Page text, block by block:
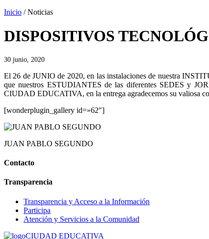
Inicio / Noticias
DISPOSITIVOS
30 junio, 2020
El 26 de JUNIO de 2020, en las instalaciones de nuestra
que nuestros ESTUDIANTES de las diferentes SEDES y
CIUDAD EDUCATIVA, en la entrega agradecemos su
[wonderplugin_gallery id=»62″]
JUAN PABLO SEGUNDO
Contacto
Transparencia
Transparencia y Acceso a la Información
Participa
Atención y Servicios a la Comunidad